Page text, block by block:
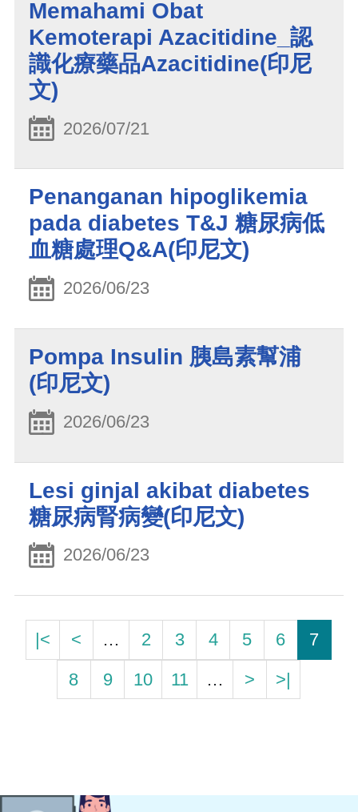
Memahami Obat
Kemoterapi Azacitidine_認
識化療藥品Azacitidine(印尼
文)
2026/07/21
Penanganan hipoglikemia
pada diabetes T&J 糖尿病低
血糖處理Q&A(印尼文)
2026/06/23
Pompa Insulin 胰島素幫浦
(印尼文)
2026/06/23
Lesi ginjal akibat diabetes
糖尿病腎病變(印尼文)
2026/06/23
|< < … 2 3 4 5 6
7
8
9 10 11 … > >|